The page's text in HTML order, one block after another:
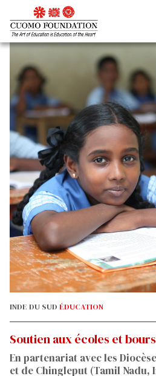
INDE DU SUD ÉDUCATION
Soutien aux écoles et b
En partenariat avec les
et de Chingleput (Tamil Nadu,